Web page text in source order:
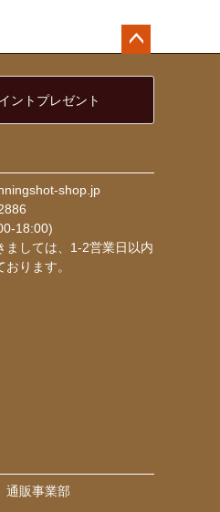
へ
ントプレゼント
shop.jp
18:00)
ましては、1-2営業日以内
ります。
販事業部